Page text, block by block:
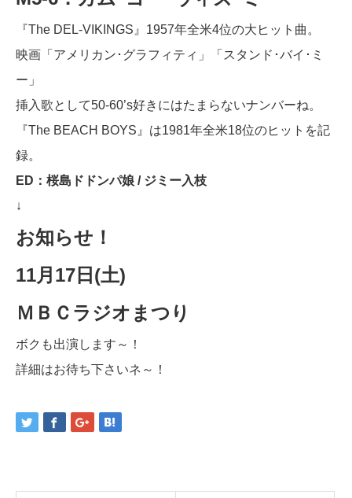
『The DEL-VIKINGS』1957年全米4位の大ヒット曲。
映画「アメリカン･グラフィティ」「スタンド･バイ･ミ
ー」
挿入歌として50-60’s好きにはたまらないナンバーね。
『The BEACH BOYS』は1981年全米18位のヒットを記
録。
ED：桜島ドドンパ娘 / ジミー入枝
↓
お知らせ！
11月17日(土)
ＭＢＣラジオまつり
ボクも出演します～！
詳細はお待ち下さいネ～！